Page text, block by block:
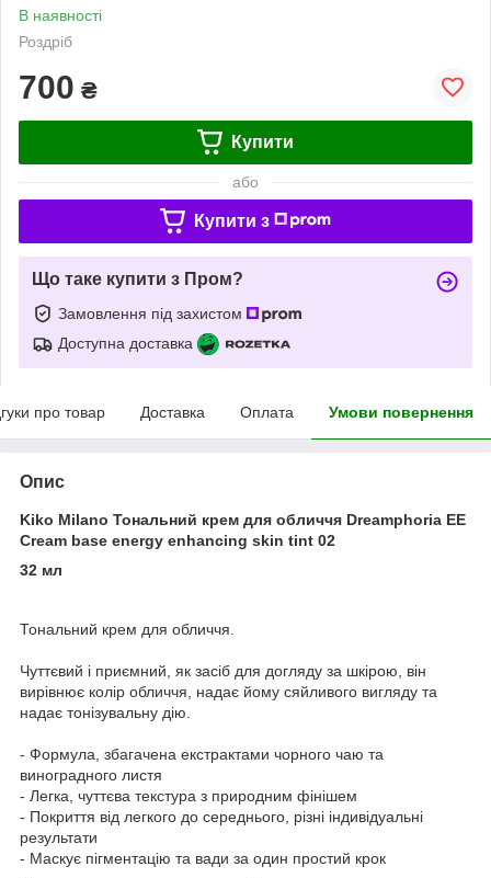
В наявності
Роздріб
700 ₴
Купити
або
Купити з
Що таке купити з Пром?
Замовлення під захистом
Доступна доставка
про товар Доставка Оплата Умови повернення
Опис
Kiko Milano Тональний крем для обличчя Dreamphoria EE
Cream base energy enhancing skin tint 02
32 мл
Тональний крем для обличчя.
Чуттєвий і приємний, як засіб для догляду за шкірою, він
вирівнює колір обличчя, надає йому сяйливого вигляду та
надає тонізувальну дію.
- Формула, збагачена екстрактами чорного чаю та
виноградного листя
- Легка, чуттєва текстура з природним фінішем
- Покриття від легкого до середнього, різні індивідуальні
результати
- Маскує пігментацію та вади за один простий крок